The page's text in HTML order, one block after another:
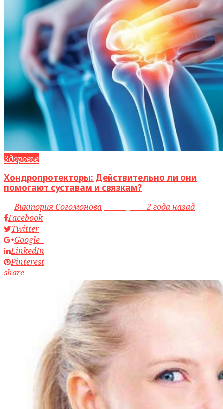
Здоровье
Хондропротекторы: Действительно ли они
помогают суставам и связкам?
byВиктория Согомонова access_time2 года назад
Facebook
Twitter
Google+
LinkedIn
Pinterest
share